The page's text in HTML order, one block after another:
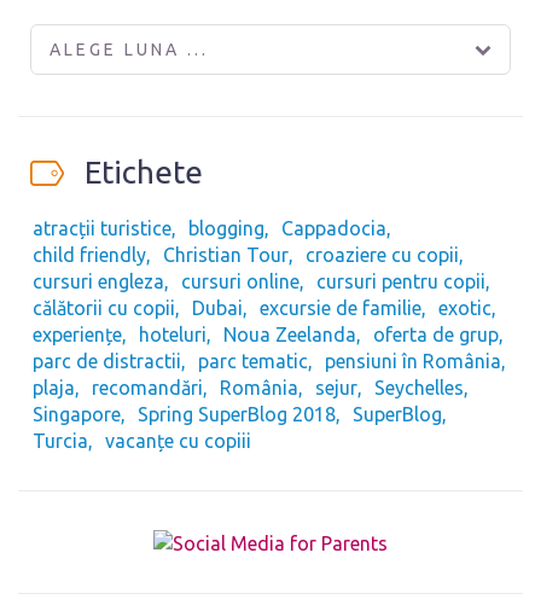
ALEGE LUNA ...
Etichete
atracții turistice blogging
Cappadocia
child friendly
Christian Tour
croaziere cu copii
cursuri engleza
cursuri online
cursuri pentru copii
călătorii cu copii
Dubai excursie de familie
exotic
experiențe
hoteluri Noua Zeelanda
oferta de grup
parc de distractii
parc tematic
pensiuni în România
plaja
recomandări România sejur
Seychelles
Singapore
Spring SuperBlog 2018
SuperBlog
Turcia
vacanțe cu copiii